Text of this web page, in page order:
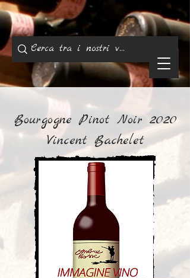
Bourgogne Pinot Noir 2020
Vincent Bachelet